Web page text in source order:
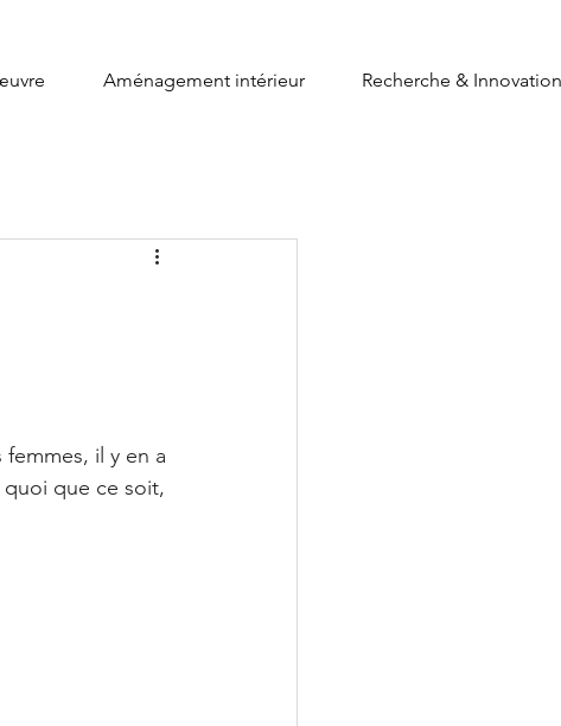
Aménagement intérieur Recherche & Innovation
il y en a
quoi que ce soit,